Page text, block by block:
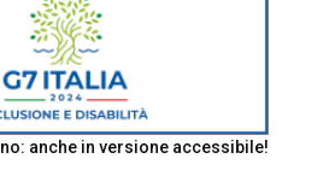
anche in versione accessibile!